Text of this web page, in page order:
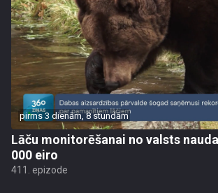
pirms 3 dienām, 8 stundām
Lāču monitorēšanai no valsts
000 eiro
411. epizode